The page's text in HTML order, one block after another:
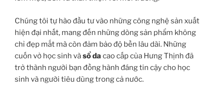
Chúng tôi tự hào đầu tư vào những công nghệ sản xuất
hiện đại nhất, mang đến những dòng sản phẩm không
chỉ đẹp mắt mà còn đảm bảo độ bền lâu dài. Những
cuốn vở học sinh vàsổ da cao cấp của Hưng Thịnh đã
trở thành người bạn đồng hành đáng tin cậy cho học
sinh và người tiêu dùng trong cả nước.